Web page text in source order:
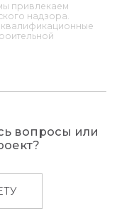
привлекаем
надзора.
вопросы или